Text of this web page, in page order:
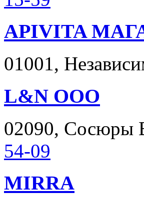
APIVITA
01001,
L&N ООО
02090, Сосюры
54-09
MIRRA